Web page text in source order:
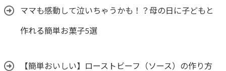
ママも感動して泣いちゃうかも！？母の日に子どもと
作れる簡単お菓子5選
【簡単おいしい】ローストビーフ（ソース）の作り方